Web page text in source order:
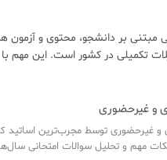
مبتنی بر دانشجو، محتوی و
تکمیلی در کشور است. این مهم
و غیرحضوری
غیرحضوری توسط مجرب‌ترین اساتید
مهم و تحلیل سوالات امتحانی